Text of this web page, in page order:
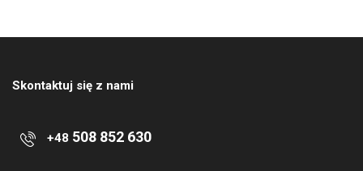
Skontaktuj się z nami
+48 508 852 630